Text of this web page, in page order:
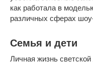
как работала в
различных сферах
Семья и дети
Личная жизнь